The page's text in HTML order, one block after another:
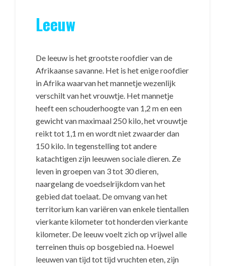
Leeuw
De leeuw is het grootste roofdier van de
Afrikaanse savanne. Het is het enige roofdier
in Afrika waarvan het mannetje wezenlijk
verschilt van het vrouwtje. Het mannetje
heeft een schouderhoogte van 1,2 m en een
gewicht van maximaal 250 kilo, het vrouwtje
reikt tot 1,1 m en wordt niet zwaarder dan
150 kilo. In tegenstelling tot andere
katachtigen zijn leeuwen sociale dieren. Ze
leven in groepen van 3 tot 30 dieren,
naargelang de voedselrijkdom van het
gebied dat toelaat. De omvang van het
territorium kan variëren van enkele tientallen
vierkante kilometer tot honderden vierkante
kilometer. De leeuw voelt zich op vrijwel alle
terreinen thuis op bosgebied na. Hoewel
leeuwen van tijd tot tijd vruchten eten, zijn